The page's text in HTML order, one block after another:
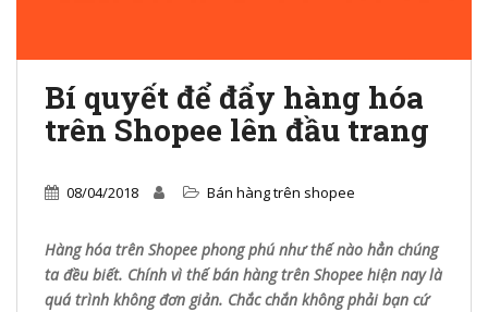
Bí quyết để đẩy hàng hóa
trên Shopee lên đầu trang
08/04/2018 Bán hàng trên shopee
Hàng hóa trên Shopee phong phú như thế nào hẳn chúng
ta đều biết. Chính vì thế bán hàng trên Shopee hiện nay là
quá trình không đơn giản. Chắc chắn không phải bạn cứ